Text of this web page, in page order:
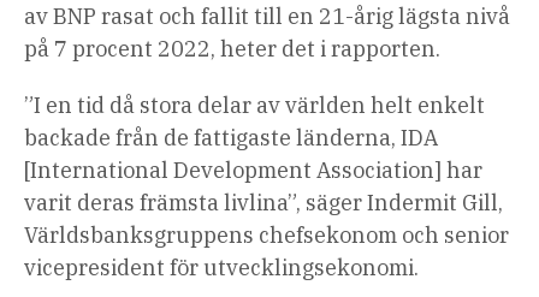
av BNP rasat och fallit till en 21-årig lägsta nivå
på 7 procent 2022, heter det i rapporten.
”I en tid då stora delar av världen helt enkelt
backade från de fattigaste länderna, IDA
[International Development Association] har
varit deras främsta livlina”, säger Indermit Gill,
Världsbanksgruppens chefsekonom och senior
vicepresident för utvecklingsekonomi.